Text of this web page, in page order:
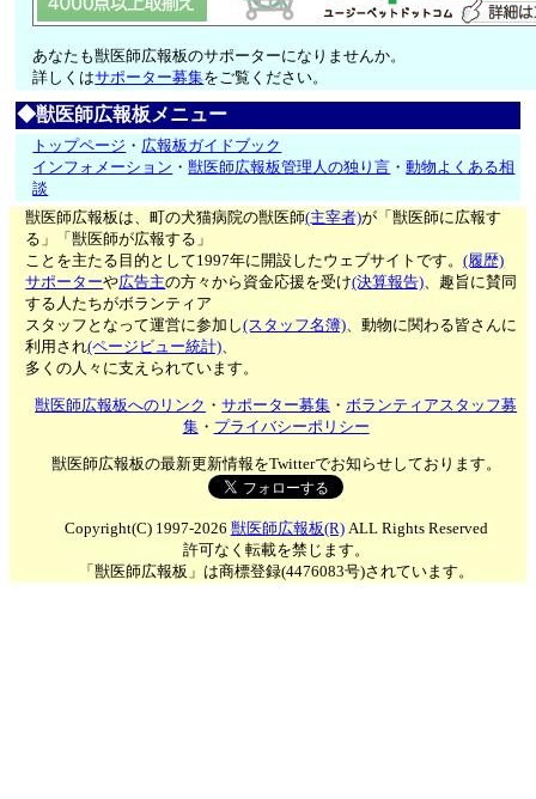
あなたも獣医師広報板のサポーターになりませんか。
詳しくはサポーター募集をご覧ください。
◆獣医師広報板メニュー
トップページ ・ 広報板ガイドブック
インフォメーション ・獣医師広報板管理人の独り言 ・動物よくある相
談
獣医師広報板は、町の犬猫病院の獣医師(主宰者)が「獣医師に広報す
る」「獣医師が広報する」
ことを主たる目的として1997年に開設したウェブサイトです。(履歴)
サポーターや広告主の方々から資金応援を受け(決算報告)、趣旨に賛同
する人たちがボランティア
スタッフとなって運営に参加し(スタッフ名簿)、動物に関わる皆さんに
利用され(ページビュー統計)、
多くの人々に支えられています。
獣医師広報板へのリンク ・サポーター募集 ・ボランティアスタッフ募
集・ プライバシーポリシー
獣医師広報板の最新更新情報をTwitterでお知らせしております。
Copyright(C) 1997-2026 獣医師広報板(R)ALL Rights Reserved
許可なく転載を禁じます。
「獣医師広報板」は商標登録(4476083号)されています。